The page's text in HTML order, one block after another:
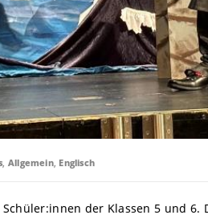
Allgemein, Englisch
der Klassen 5 und 6.